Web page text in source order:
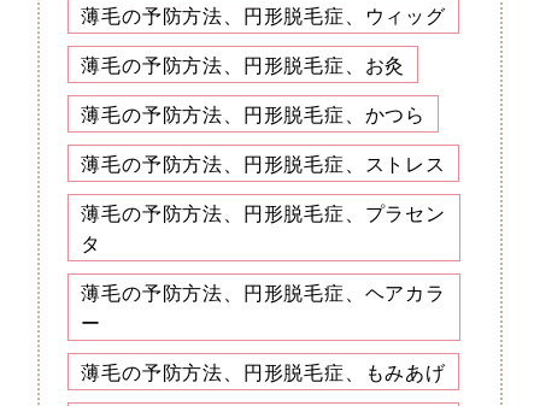
薄毛の予防方法、円形脱毛症、ウィッグ
薄毛の予防方法、円形脱毛症、お灸
薄毛の予防方法、円形脱毛症、かつら
薄毛の予防方法、円形脱毛症、ストレス
薄毛の予防方法、円形脱毛症、プラセン
タ
薄毛の予防方法、円形脱毛症、ヘアカラ
ー
薄毛の予防方法、円形脱毛症、もみあげ